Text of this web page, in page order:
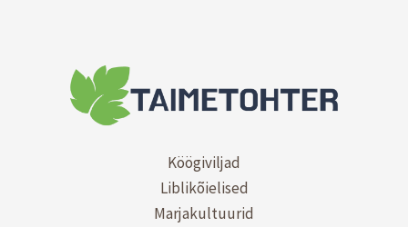
Köögiviljad
Liblikõielised
Marjakultuurid